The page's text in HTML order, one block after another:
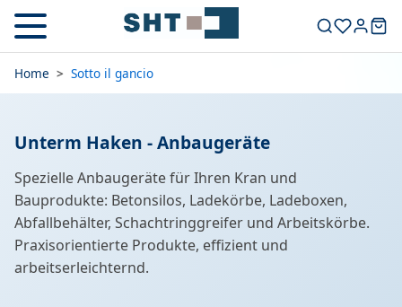
Home > Sotto il gancio
Unterm Haken - Anbaugeräte
Spezielle Anbaugeräte für Ihren Kran und
Bauprodukte: Betonsilos, Ladekörbe, Ladeboxen,
Abfallbehälter, Schachtringgreifer und Arbeitskörbe.
Praxisorientierte Produkte, effizient und
arbeitserleichternd.